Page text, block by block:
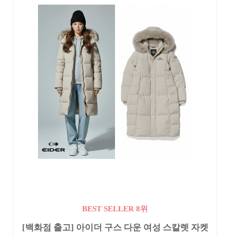
BEST SELLER 8위
[백화점 출고] 아이더 구스 다운 여성 스칼렛 자켓